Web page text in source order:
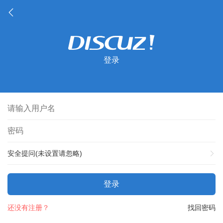
登录
安全提问(未设置请忽略)
登录
找回密码
还没有注册？